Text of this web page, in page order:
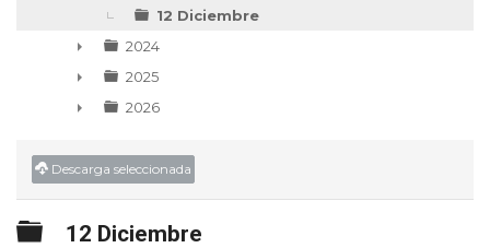
12 Diciembre
►
2024
►
2025
2026
Descarga seleccionada
Carpeta
12 Diciembre